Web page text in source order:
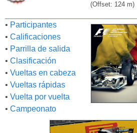
(Offset: 124 m)
• Participantes
• Calificaciones
• Parrilla de salida
• Clasificación
• Vueltas en cabeza
• Vueltas rápidas
• Vuelta por vuelta
• Campeonato